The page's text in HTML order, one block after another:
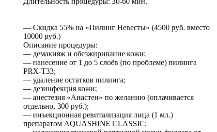
— Скидка 55% на «Пилинг Невесты» (4500 руб. вместо
10000 руб.)
Описание процедуры:
— демакияж и обезжиривание кожи;
— нанесение от 1 до 5 слоёв (по проблеме) пилинга
PRX-T33;
— удаление остатков пилинга;
— дезинфекция кожи;
— анестезия «Aнастен» по желанию (оплачивается
отдельно, 300 руб.);
— инъекционная ревитализация лица (1 мл.)
препаратом AQUASHINE CLASSIC;